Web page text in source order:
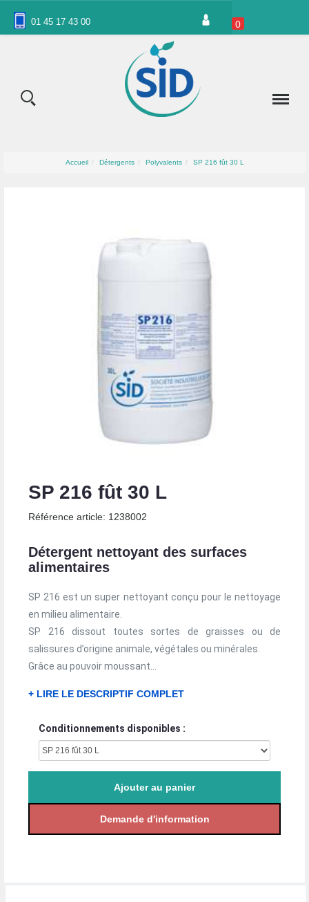
01 45 17 43 00 0
Accueil Détergents Polyvalents SP 216 fût 30 L
SP 216 fût 30 L
Référence article: 1238002
Détergent nettoyant des surfaces
alimentaires
SP 216 est un super nettoyant conçu pour le nettoyage
en milieu alimentaire.
SP 216 dissout toutes sortes de graisses ou de
salissures d’origine animale, végétales ou minérales.
Grâce au pouvoir moussant...
+ LIRE LE DESCRIPTIF COMPLET
Conditionnements disponibles :